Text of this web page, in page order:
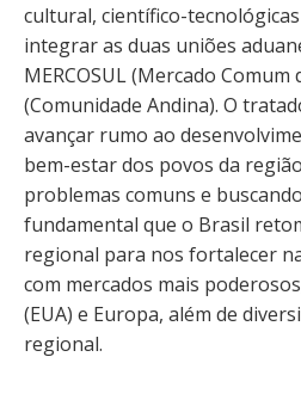
cultural, científico-
integrar as duas uniões
MERCOSUL (Mercado Comum
(Comunidade Andina). O
avançar rumo ao
bem-estar dos povos da
problemas comuns e
fundamental que o Brasil
regional para nos fortalecer
com mercados mais
(EUA) e Europa, além de
regional.